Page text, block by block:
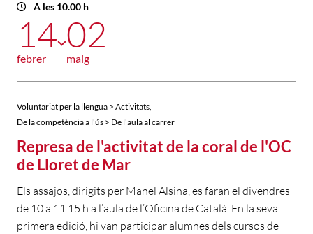
A les 10.00 h
14
febrer
02
maig
Voluntariat per la llengua > Activitats
De la competència a l'ús > De l'aula al carrer
Represa de l'activitat de la coral de l'OC
de Lloret de Mar
Els assajos, dirigits per Manel Alsina, es faran el divendres
de 10 a 11.15 h a l’aula de l’Oficina de Català. En la seva
primera edició, hi van participar alumnes dels cursos de